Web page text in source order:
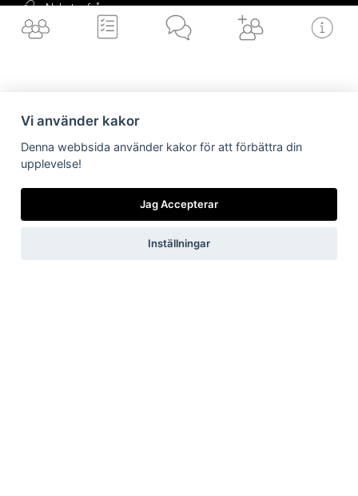
Nyheter från oss
Är/vill bli kund
Få vårt
Vilka är vi Vad gör vi
Nyheter från
Är/vill bli kund Viktiga länkar
Vi använder kakor
Denna webbsida använder kakor för att förbättra din
upplevelse!
Jag Accepterar
Inställningar